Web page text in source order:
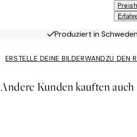
Produziert in
ERSTELLE DEINE BILDERWANDZU DEN
Andere Kunden kauften auch